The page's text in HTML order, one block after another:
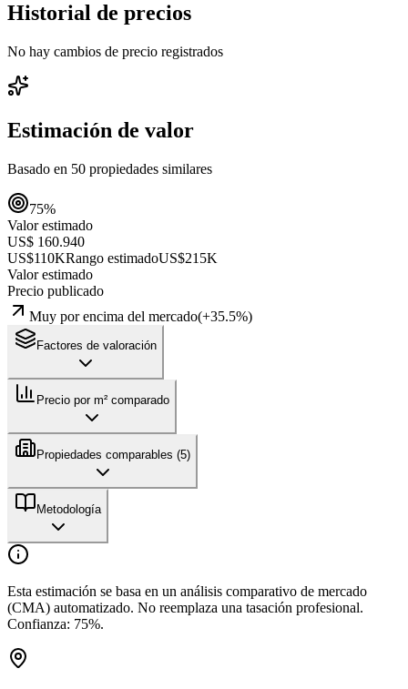
Historial de precios
No hay cambios de precio registrados
Estimación de valor
Basado en 50 propiedades similares
75%
Valor estimado
US$ 160.940
US$110KRango estimadoUS$215K
Valor estimado
Precio publicado
Muy por encima del mercado(+35.5%)
Factores de valoración
Precio por m² comparado
Propiedades comparables (5)
Metodología
Esta estimación se basa en un análisis comparativo de mercado
(CMA) automatizado. No reemplaza una tasación profesional.
Confianza: 75%.